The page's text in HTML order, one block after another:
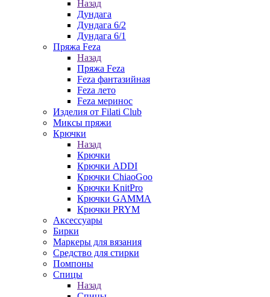
Назад
Дундага
Дундага 6/2
Дундага 6/1
Пряжа Feza
Назад
Пряжа Feza
Feza фантазийная
Feza лето
Feza меринос
Изделия от Filati Club
Миксы пряжи
Крючки
Назад
Крючки
Крючки ADDI
Крючки ChiaoGoo
Крючки KnitPro
Крючки GAMMA
Крючки PRYM
Аксессуары
Бирки
Маркеры для вязания
Средство для стирки
Помпоны
Спицы
Назад